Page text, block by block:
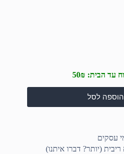
הוספה לסל